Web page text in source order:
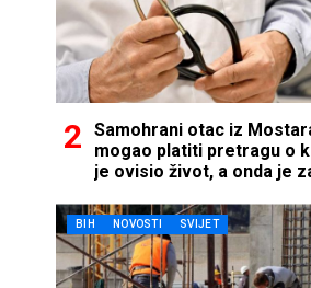
Samohrani otac iz
mogao platiti pretragu o
je ovisio život, a onda je
BIH NOVOSTI SVIJET